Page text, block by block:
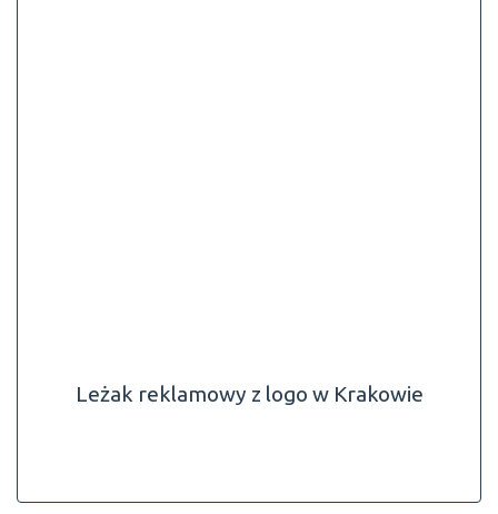
Leżak reklamowy z logo w Krakowie